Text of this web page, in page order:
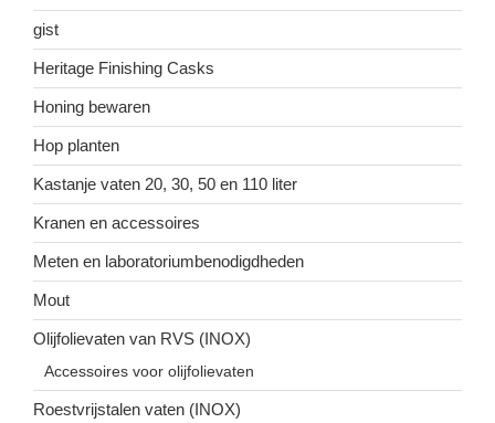
gist
Heritage Finishing Casks
Honing bewaren
Hop planten
Kastanje vaten 20, 30, 50 en 110 liter
Kranen en accessoires
Meten en laboratoriumbenodigdheden
Mout
Olijfolievaten van RVS (INOX)
Accessoires voor olijfolievaten
Roestvrijstalen vaten (INOX)